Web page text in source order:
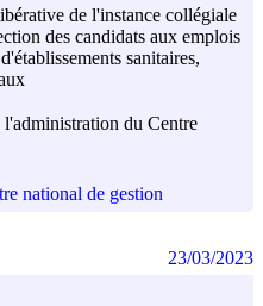
de l'instance collégiale
des candidats aux emplois
sanitaires,
l'administration du Centre
national de gestion
23/03/2023